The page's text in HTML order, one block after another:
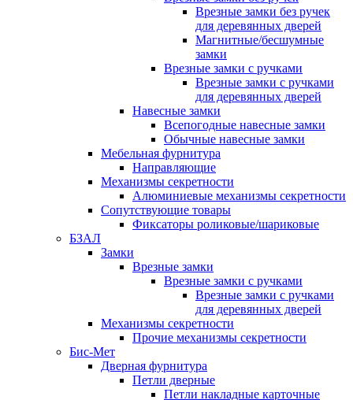
Врезные замки без ручек
для деревянных дверей
Магнитные/бесшумные
замки
Врезные замки с ручками
Врезные замки с ручками
для деревянных дверей
Навесные замки
Всепогодные навесные замки
Обычные навесные замки
Мебельная фурнитура
Направляющие
Механизмы секретности
Алюминиевые механизмы секретности
Сопутствующие товары
Фиксаторы роликовые/шариковые
БЗАЛ
Замки
Врезные замки
Врезные замки с ручками
Врезные замки с ручками
для деревянных дверей
Механизмы секретности
Прочие механизмы секретности
Бис-Мет
Дверная фурнитура
Петли дверные
Петли накладные карточные